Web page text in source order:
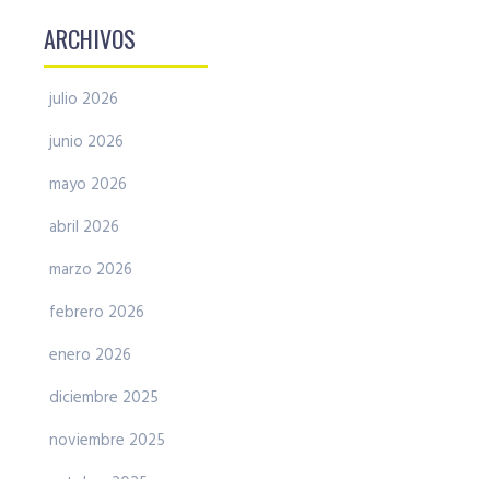
ARCHIVOS
julio 2026
junio 2026
mayo 2026
abril 2026
marzo 2026
febrero 2026
enero 2026
diciembre 2025
noviembre 2025